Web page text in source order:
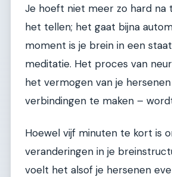
Je hoeft niet meer zo hard na
het tellen; het gaat bijna
moment is je brein in een
meditatie. Het proces van
het vermogen van je
verbindingen te maken –
Hoewel vijf minuten te kort is
veranderingen in je
voelt het alsof je hersenen